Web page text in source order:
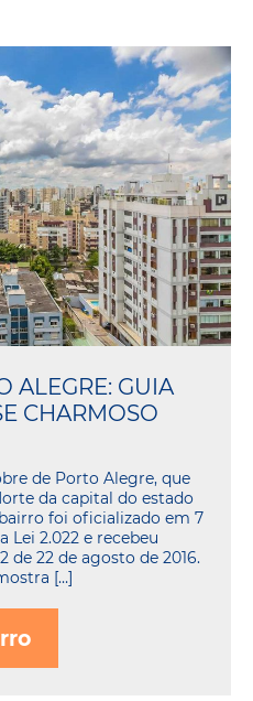
ALEGRE: GUIA
CHARMOSO
de Porto Alegre, que
da capital do estado
foi oficializado em 7
Lei 2.022 e recebeu
de 22 de agosto de 2016.
[…]